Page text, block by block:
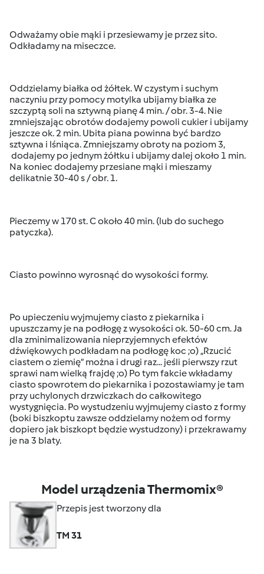
Odważamy obie mąki i przesiewamy je przez sito.
Odkładamy na miseczce.
Oddzielamy białka od żółtek. W czystym i suchym
naczyniu przy pomocy motylka ubijamy białka ze
szczyptą soli na sztywną pianę 4 min. / obr. 3-4. Nie
zmniejszając obrotów dodajemy powoli cukier i ubijamy
jeszcze ok. 2 min. Ubita piana powinna być bardzo
sztywna i lśniąca. Zmniejszamy obroty na poziom 3,
dodajemy po jednym żółtku i ubijamy dalej około 1 min.
Na koniec dodajemy przesiane mąki i mieszamy
delikatnie 30-40 s / obr. 1.
Pieczemy w 170 st. C około 40 min. (lub do suchego
patyczka).
Ciasto powinno wyrosnąć do wysokości formy.
Po upieczeniu wyjmujemy ciasto z piekarnika i
upuszczamy je na podłogę z wysokości ok. 50-60 cm. Ja
dla zminimalizowania nieprzyjemnych efektów
dźwiękowych podkładam na podłogę koc ;o) „Rzucić
ciastem o ziemię” można i drugi raz... jeśli pierwszy rzut
sprawi nam wielką frajdę ;o) Po tym fakcie wkładamy
ciasto spowrotem do piekarnika i pozostawiamy je tam
przy uchylonych drzwiczkach do całkowitego
wystygnięcia. Po wystudzeniu wyjmujemy ciasto z formy
(boki biszkoptu zawsze oddzielamy nożem od formy
dopiero jak biszkopt będzie wystudzony) i przekrawamy
je na 3 blaty.
Model urządzenia Thermomix®
Przepis jest tworzony dla
TM 31